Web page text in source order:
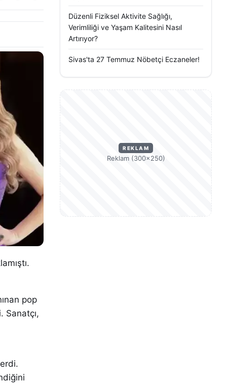
pop
Sanatçı,
Düzenli Fiziksel Aktivite Sağlığı,
Verimliliği ve Yaşam Kalitesini Nasıl
Artırıyor?
Sivas'ta 27 Temmuz Nöbetçi Eczaneler!
REKLAM
Reklam (300×250)